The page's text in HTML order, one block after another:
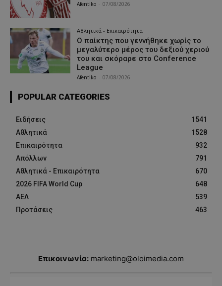
Afentiko 07/08/2026
Αθλητικά - Επικαιρότητα
Ο παίκτης που γεννήθηκε χωρίς το
μεγαλύτερο μέρος του δεξιού χεριού
του και σκόραρε στο Conference
League
Afentiko 07/08/2026
POPULAR CATEGORIES
Ειδήσεις
1541
Αθλητικά
1528
Επικαιρότητα
932
Απόλλων
791
Αθλητικά - Επικαιρότητα
670
2026 FIFA World Cup
648
ΑΕΛ
539
Προτάσεις
463
Επικοινωνία: marketing@oloimedia.com